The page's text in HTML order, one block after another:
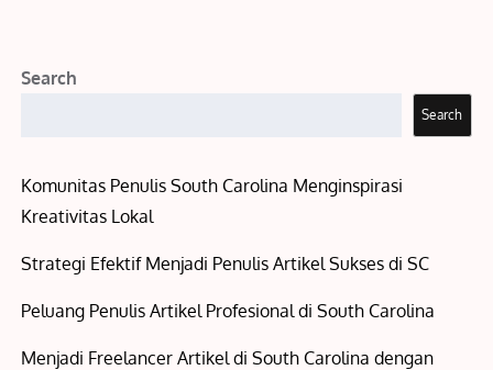
Search
Search
Komunitas Penulis South Carolina Menginspirasi
Kreativitas Lokal
Strategi Efektif Menjadi Penulis Artikel Sukses di SC
Peluang Penulis Artikel Profesional di South Carolina
Menjadi Freelancer Artikel di South Carolina dengan